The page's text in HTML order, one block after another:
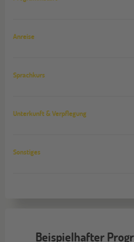
Anreise
Sprachkurs
Unterkunft & Verpflegung
Sonstiges
Beispielhafter